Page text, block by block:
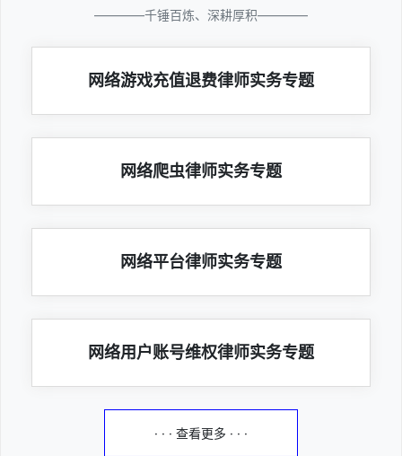
————千锤百炼、深耕厚积————
网络游戏充值退费律师实务专题
网络爬虫律师实务专题
网络平台律师实务专题
网络用户账号维权律师实务专题
· · · 查看更多 · · ·